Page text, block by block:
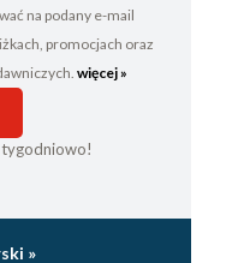
na podany e-mail
promocjach oraz
więcej »
tygodniowo!
»